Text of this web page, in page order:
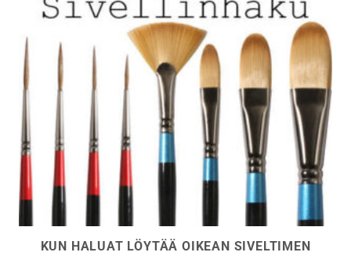
KUN HALUAT LÖYTÄÄ OIKEAN SIVELTIMEN